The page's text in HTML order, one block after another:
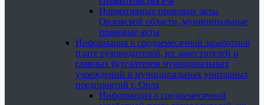
Нормативные правовые акты
Орловской области, муниципальные
правовые акты
Информация о среднемесячной заработной
плате руководителей, их заместителей и
главных бухгалтеров муниципальных
учреждений и муниципальных унитарных
предприятий г. Орла
Информация о среднемесячной